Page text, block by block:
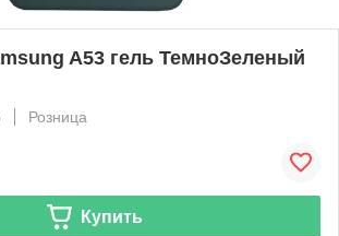
A53 гель ТемноЗеленый
Розница
Купить